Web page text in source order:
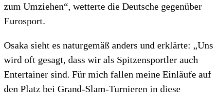
zum Umziehen“, wetterte die Deutsche gegenüber
Eurosport.
Osaka sieht es naturgemäß anders und erklärte: „Uns
wird oft gesagt, dass wir als Spitzensportler auch
Entertainer sind. Für mich fallen meine Einläufe auf
den Platz bei Grand-Slam-Turnieren in diese